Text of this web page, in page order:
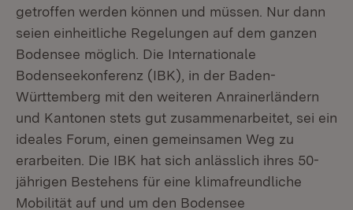
getroffen werden können und müssen. Nur dann
seien einheitliche Regelungen auf dem ganzen
Bodensee möglich. Die Internationale
Bodenseekonferenz (IBK), in der Baden-
Württemberg mit den weiteren Anrainerländern
und Kantonen stets gut zusammenarbeitet, sei ein
ideales Forum, einen gemeinsamen Weg zu
erarbeiten. Die IBK hat sich anlässlich ihres 50-
jährigen Bestehens für eine klimafreundliche
Mobilität auf und um den Bodensee